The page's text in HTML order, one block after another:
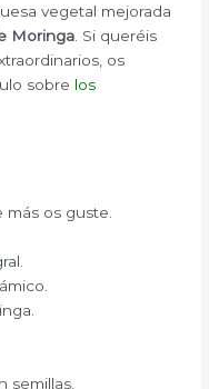
vegetal mejorada
Moringa . Si queréis
os
sobre los
os guste.
semillas.